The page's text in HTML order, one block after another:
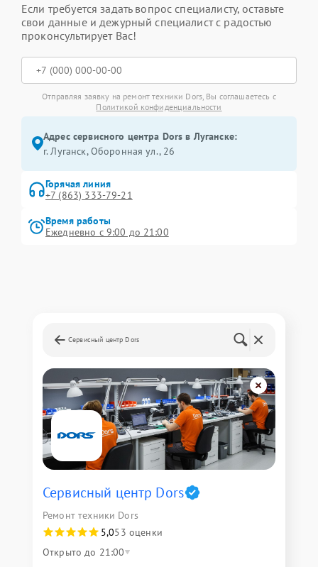
Если требуется задать вопрос специалисту, оставьте
свои данные и дежурный специалист с радостью
проконсультирует Вас!
Отправляя заявку на ремонт техники Dors, Вы соглашаетесь с
Политикой конфиденциальности
Адрес сервисного центра Dors в Луганске:
г. Луганск, Оборонная ул., 26
Горячая линия
+7 (863) 333-79-21
Время работы
Ежедневно с 9:00 до 21:00
Сервисный центр Dors
Сервисный центр Dors
Ремонт техники Dors
5,053 оценки
Открыто до 21:00